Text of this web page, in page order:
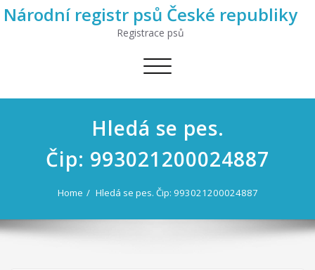
Národní registr psů České republiky
Registrace psů
Toggle
Hledá se pes.
Čip: 993021200024887
Home Hledá se pes. Čip: 993021200024887